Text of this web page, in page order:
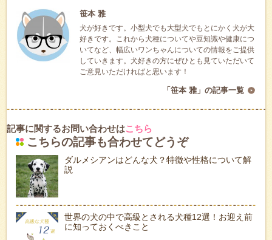
笹本 雅
犬が好きです。小型犬でも大型犬でもとにかく犬が大
好きです。これから犬種についてや豆知識や健康につ
いてなど、幅広いワンちゃんについての情報をご提供
していきます。犬好きの方にぜひとも見ていただいて
ご意見いただければと思います！
「笹本 雅」の記事一覧
記事に関するお問い合わせはこちら
こちらの記事も合わせてどうぞ
ダルメシアンはどんな犬？特徴や性格について解
説
世界の犬の中で高級とされる犬種12選！お迎え前
に知っておくべきこと